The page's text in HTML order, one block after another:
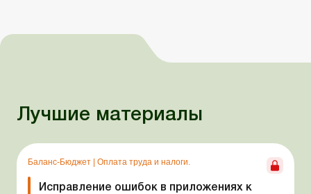
Лучшие материалы
Баланс-Бюджет Оплата труда и налоги.
Исправление ошибок в приложениях к